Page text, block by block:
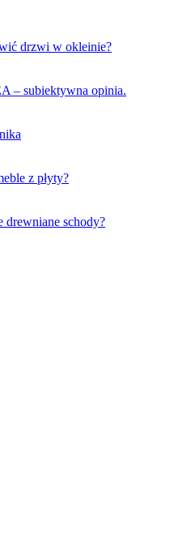
drzwi w okleinie?
– subiektywna opinia.
z płyty?
drewniane schody?